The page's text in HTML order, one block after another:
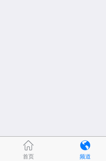
首页 频道